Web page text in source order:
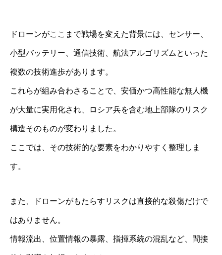
ドローンがここまで戦場を変えた背景には、センサー、
小型バッテリー、通信技術、航法アルゴリズムといった
複数の技術進歩があります。
これらが組み合わさることで、安価かつ高性能な無人機
が大量に実用化され、ロシア兵を含む地上部隊のリスク
構造そのものが変わりました。
ここでは、その技術的な要素をわかりやすく整理しま
す。
また、ドローンがもたらすリスクは直接的な殺傷だけで
はありません。
情報流出、位置情報の暴露、指揮系統の混乱など、間接